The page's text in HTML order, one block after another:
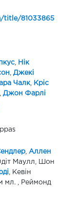
title/81033865
,
Нік
Джекі
Чалк,
Кріс
Джон Фарлі
,
Аллен
Маулл, Шон
, Кевін
мл. , Реймонд